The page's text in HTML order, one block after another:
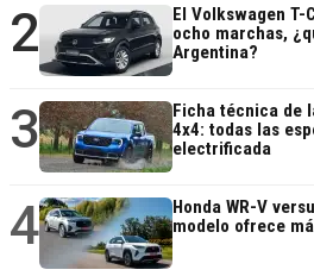
2
El Volkswagen
ocho marchas,
Argentina?
3
Ficha técnica de
4x4: todas las
electrificada
4
Honda WR-V
modelo ofrece